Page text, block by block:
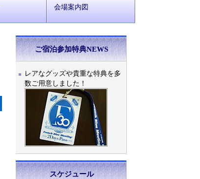
会場案内図
ご宿泊参加特典NEWS
レアなグッズや貴重な特典を多
数ご用意しました！
スケジュール